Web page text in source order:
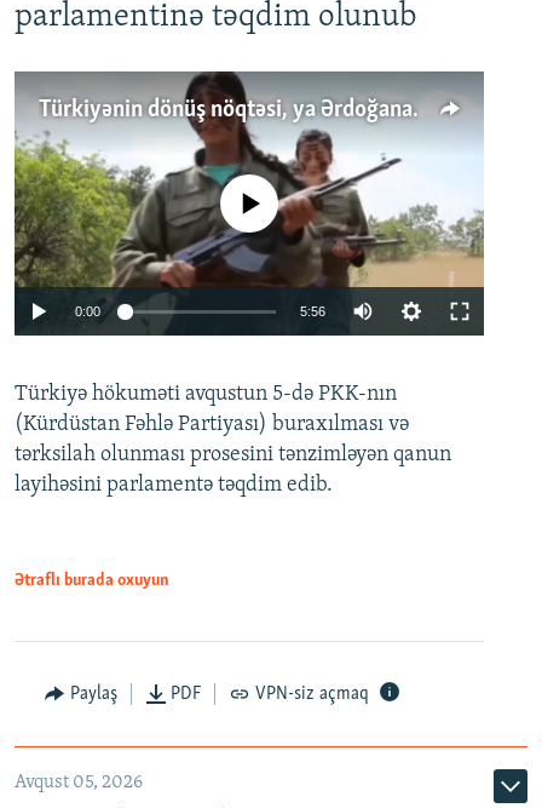
parlamentinə təqdim olunub
Türkiyənin dönüş nöqtəsi, ya Ərdoğana üçüncü şans: PKK ilə qəfil barışıq nə deməkdir?
Auto 240p 360p 480p
720p 1080p
No media source currently available
0:00 5:56
360p
480p
Türkiyə hökuməti avqustun 5-də PKK-nın
(Kürdüstan Fəhlə Partiyası) buraxılması və
tərksilah olunması prosesini tənzimləyən qanun
layihəsini parlamentə təqdim edib.
Ətraflı burada oxuyun
Paylaş PDF VPN-siz açmaq
Avqust 05, 2026